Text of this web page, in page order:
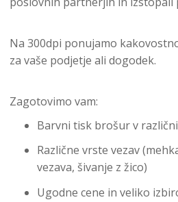
Na 300dpi ponujamo
za vaše podjetje ali dogodek.
Zagotovimo vam:
Barvni tisk brošur v
Različne vrste vezav
vezava, šivanje z žico)
Ugodne cene in veliko